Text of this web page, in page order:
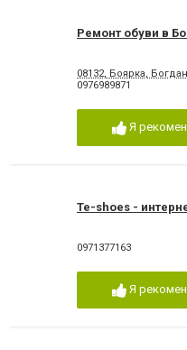
Ремонт обуви в
08132, Боярка,
0976989871
Я
Te-shoes -
0971377163
Я